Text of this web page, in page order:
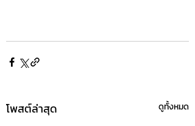
โพสต์ล่าสุด ดูทั้งหมด